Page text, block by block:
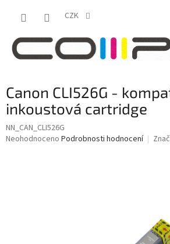
CZK
Canon CLI526G -
inkoustová cartridge
NN_CAN_CLI526G
Průměrné
Neohodnoceno Podrobnosti hodnocení